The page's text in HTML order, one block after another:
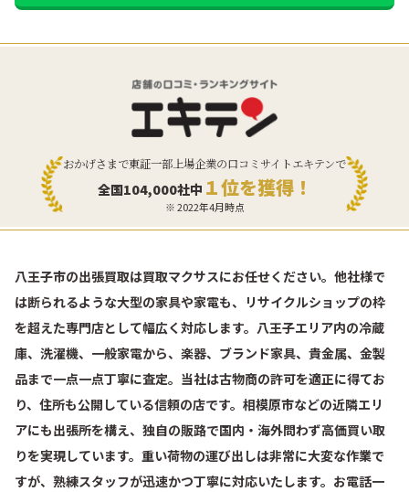
おかげさまで東証一部上場企業の口コミサイトエキテンで
全国104,000社中 １位を獲得！
※ 2022年4月時点
八王子市の出張買取は買取マクサスにお任せください。他社様で
は断られるような大型の家具や家電も、リサイクルショップの枠
を超えた専門店として幅広く対応します。八王子エリア内の冷蔵
庫、洗濯機、一般家電から、楽器、ブランド家具、貴金属、金製
品まで一点一点丁寧に査定。当社は古物商の許可を適正に得てお
り、住所も公開している信頼の店です。相模原市などの近隣エリ
アにも出張所を構え、独自の販路で国内・海外問わず高価買い取
りを実現しています。重い荷物の運び出しは非常に大変な作業で
すが、熟練スタッフが迅速かつ丁寧に対応いたします。お電話一